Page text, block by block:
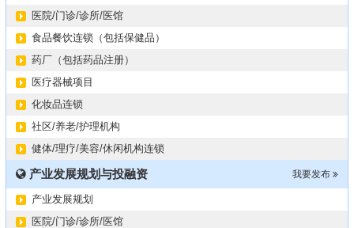
膝关节修复药物融资计划
华北某药厂转让（年利有3000多万）
医院/门诊/诊所/医馆
食品餐饮连锁（包括保健品）
药厂（包括药品注册）
医疗器械项目
化妆品连锁
社区/养老/护理机构
健体/理疗/美容/休闲机构连锁
我要发布
产业发展规划与投融资
产业发展规划
医院/门诊/诊所/医馆